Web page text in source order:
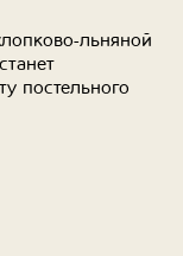
льняной
постельного